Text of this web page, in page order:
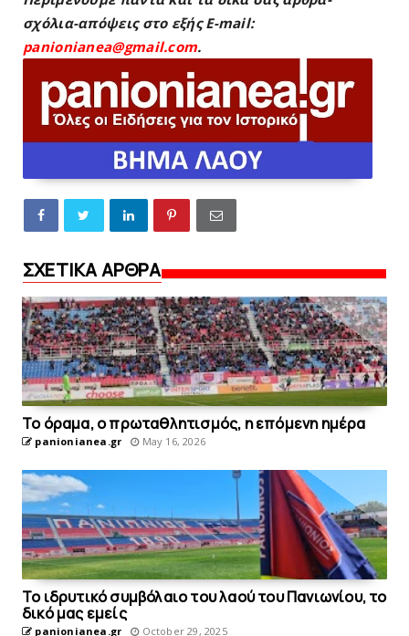
σχόλια-απόψεις στο εξής E-mail:
panionianea@gmail.com.
ΣΧΕΤΙΚΑ ΑΡΘΡΑ
To όραμα, ο πρωταθλητισμός, η επόμενη ημέρα
panionianea.gr May 16, 2026
Το ιδρυτικό συμβόλαιο του λαού του Πανιωνίου, το
δικό μας εμείς
panionianea.gr October 29, 2025